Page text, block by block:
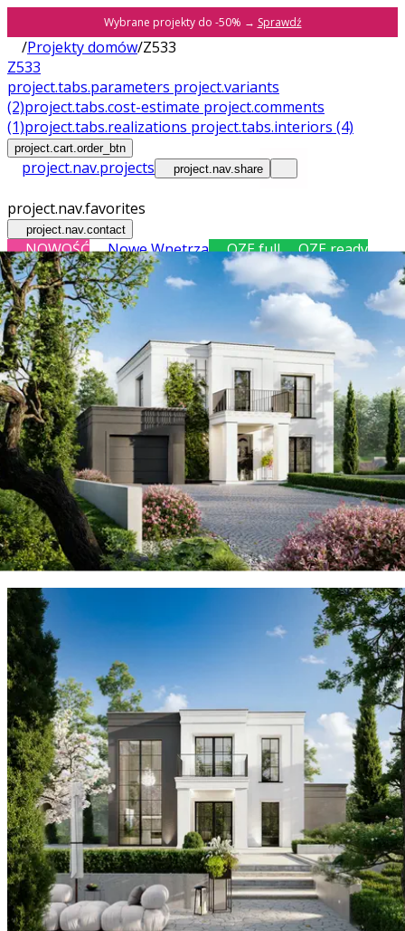
Wybrane projekty do -50% → Sprawdź
/Projekty domów/Z533
Z533
project.tabs.parameters project.variants
(2)project.tabs.cost-estimate project.comments
(1)project.tabs.realizations project.tabs.interiors (4)
project.cart.order_btn
project.nav.projects project.nav.share
project.nav.favorites
project.nav.contact
NOWOŚĆ Nowe Wnętrza OZE full OZE ready